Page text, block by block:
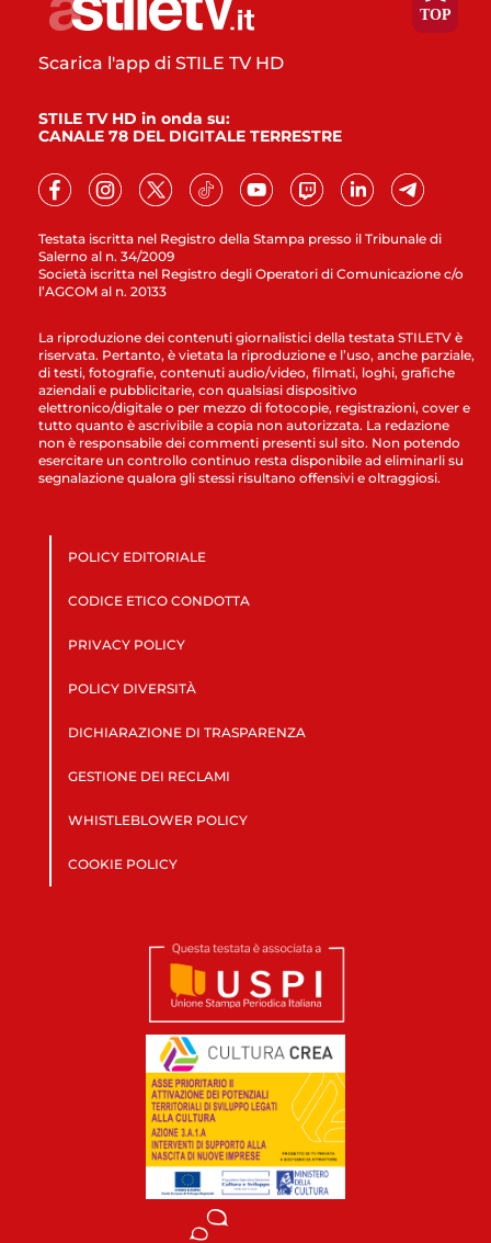
Testata iscritta nel Registro della Stampa presso il Tribunale di
Salerno al n. 34/2009
Società iscritta nel Registro degli Operatori di Comunicazione c/o
l’AGCOM al n. 20133
Scarica l'app di STILE TV HD
STILE TV HD in onda su:
CANALE 78 DEL DIGITALE TERRESTRE
La riproduzione dei contenuti giornalistici della testata STILETV è
riservata. Pertanto, è vietata la riproduzione e l’uso, anche parziale,
di testi, fotografie, contenuti audio/video, filmati, loghi, grafiche
aziendali e pubblicitarie, con qualsiasi dispositivo
elettronico/digitale o per mezzo di fotocopie, registrazioni, cover e
tutto quanto è ascrivibile a copia non autorizzata. La redazione
non è responsabile dei commenti presenti sul sito. Non potendo
esercitare un controllo continuo resta disponibile ad eliminarli su
segnalazione qualora gli stessi risultano offensivi e oltraggiosi.
POLICY EDITORIALE
CODICE ETICO CONDOTTA
PRIVACY POLICY
POLICY DIVERSITÀ
DICHIARAZIONE DI TRASPARENZA
GESTIONE DEI RECLAMI
WHISTLEBLOWER POLICY
COOKIE POLICY